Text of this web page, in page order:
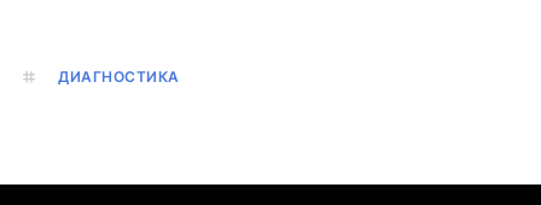
ДИАГНОСТИКА